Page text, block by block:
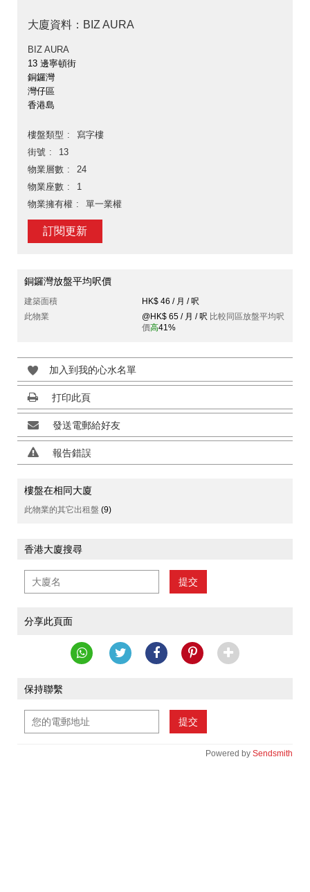
大廈資料：BIZ AURA
BIZ AURA
13 邊寧頓街
銅鑼灣
灣仔區
香港島
樓盤類型
寫字樓
街號
13
物業層數
24
物業座數
1
物業擁有權
單一業權
訂閱更新
銅鑼灣放盤平均呎價
建築面積
HK$ 46 / 月 / 呎
此物業
@HK$ 65 / 月 / 呎 比較同區放盤平均呎
價高41%
加入到我的心水名單
打印此頁
發送電郵給好友
報告錯誤
樓盤在相同大廈
此物業的其它出租盤 (9)
香港大廈搜尋
提交
分享此頁面
保持聯繫
提交
Powered by Sendsmith